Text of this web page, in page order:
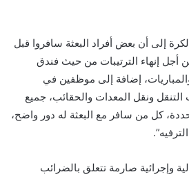
إلى أن بعض أفراد البعثة سافروا قبل
إنهاء الترتيبات من حيث فندق
إضافة إلى موظفين في
ونقل المعدات والحقائب، جميع
كل من سافر مع البعثة له دور واضح،
وإجرائية صارمة تتعلق بالضرائب